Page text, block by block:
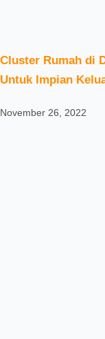
Cluster Rumah di
Untuk Impian
November 26, 2022